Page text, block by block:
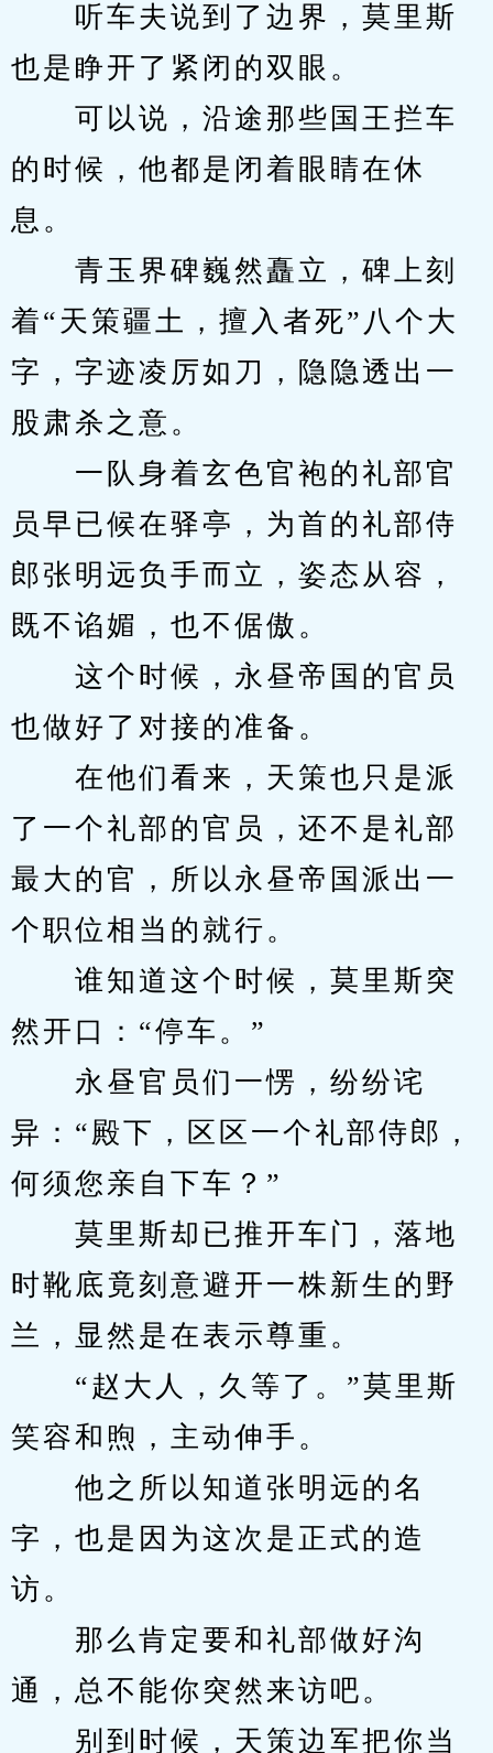
听车夫说到了边界，莫里斯
也是睁开了紧闭的双眼。
可以说，沿途那些国王拦车
的时候，他都是闭着眼睛在休
息。
青玉界碑巍然矗立，碑上刻
着“天策疆土，擅入者死”八个大
字，字迹凌厉如刀，隐隐透出一
股肃杀之意。
一队身着玄色官袍的礼部官
员早已候在驿亭，为首的礼部侍
郎张明远负手而立，姿态从容，
既不谄媚，也不倨傲。
这个时候，永昼帝国的官员
也做好了对接的准备。
在他们看来，天策也只是派
了一个礼部的官员，还不是礼部
最大的官，所以永昼帝国派出一
个职位相当的就行。
谁知道这个时候，莫里斯突
然开口：“停车。”
永昼官员们一愣，纷纷诧
异：“殿下，区区一个礼部侍郎，
何须您亲自下车？”
莫里斯却已推开车门，落地
时靴底竟刻意避开一株新生的野
兰，显然是在表示尊重。
“赵大人，久等了。”莫里斯
笑容和煦，主动伸手。
他之所以知道张明远的名
字，也是因为这次是正式的造
访。
那么肯定要和礼部做好沟
通，总不能你突然来访吧。
别到时候，天策边军把你当